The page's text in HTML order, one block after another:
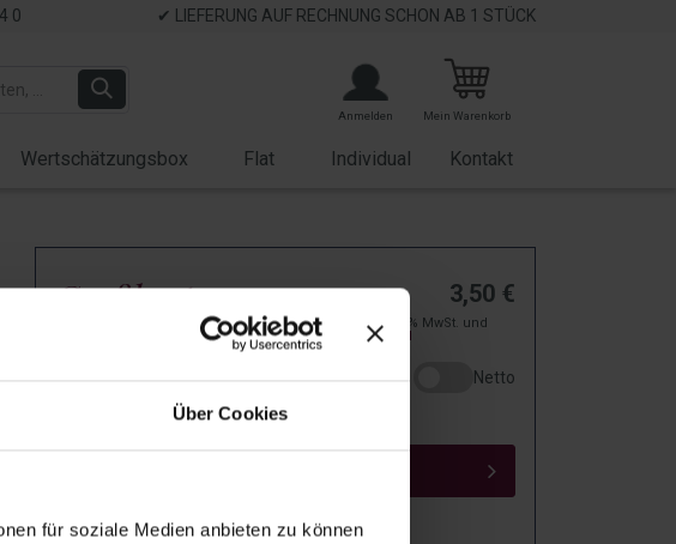
Über Cookies
für soziale Medien anbieten zu können
0 ✔ LIEFERUNG AUF RECHNUNG SCHON AB 1 STÜCK
Anmelden Mein Warenkorb
Wertschätzungsbox Flat Individual Kontakt
Grußkarte
"Weihnachtsnoten"
Artikel-Nr.:GRUß50
3,50€
zzgl. 19% MwSt. und
Versand
Netto
Add to wishlist